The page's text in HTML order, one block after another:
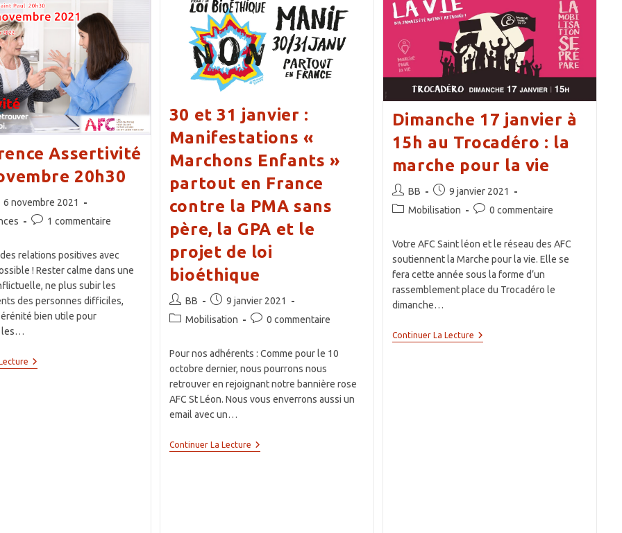
La
Fin
De
Vie
–
Mardi
17
Mai
Assertivité
20h30
:
6 novembre 2021
Commentaires
la
publication :
1 commentaire
relations positives avec
! Rester calme dans une
ne plus subir les
des personnes difficiles,
bien utile pour
les…
Conférence
30 et 31 janvier :
Manifestations «
Marchons Enfants »
partout en France
contre la PMA sans
père, la GPA et le
projet de loi
bioéthique
Auteur/autrice
de
BB
Publication
publiée :
9 janvier 2021
PostMobilisation
Commentaires
publication :
0 commentaire
Pour nos adhérents : Comme pour le 10
octobre dernier, nous pourrons nous
retrouver en rejoignant notre bannière rose
AFC St Léon. Nous vous enverrons aussi un
email avec un…
Continuer La Lecture30
Dimanche 17 janvier à
15h au Trocadéro : la
marche pour la vie
Auteur/autrice
de
BB
Publication
publiée :
9 janvier 2021
PostMobilisation
Commentaires
publication :
0 commentaire
Votre AFC Saint léon et le réseau des AFC
soutiennent la Marche pour la vie. Elle se
fera cette année sous la forme d’un
rassemblement place du Trocadéro le
dimanche…
Continuer La LectureDimanche